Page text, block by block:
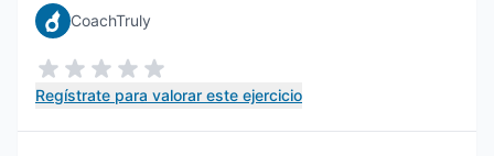
CoachTruly
Regístrate para valorar este ejercicio